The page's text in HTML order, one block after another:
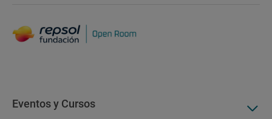
Hidrógeno
Eventos y Cursos